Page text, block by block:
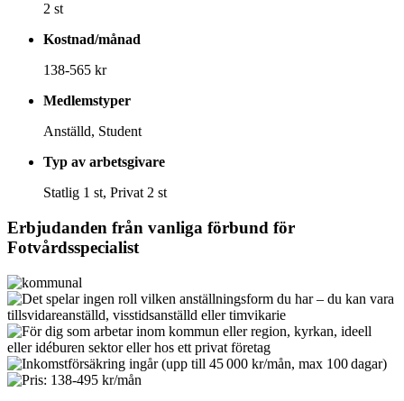
2 st
Kostnad/månad
138-565 kr
Medlemstyper
Anställd, Student
Typ av arbetsgivare
Statlig 1 st, Privat 2 st
Erbjudanden från vanliga förbund för
Fotvårdsspecialist